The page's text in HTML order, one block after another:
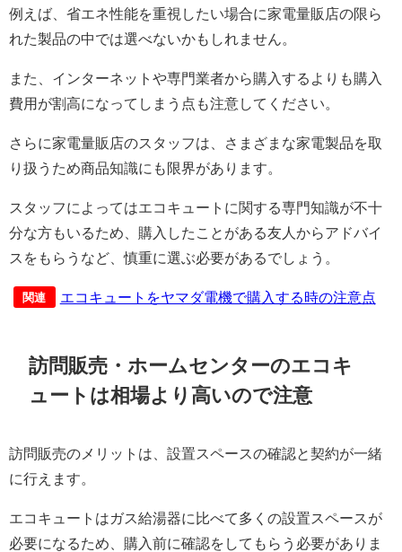
例えば、省エネ性能を重視したい場合に家電量販店の限ら
れた製品の中では選べないかもしれません。
また、インターネットや専門業者から購入するよりも購入
費用が割高になってしまう点も注意してください。
さらに家電量販店のスタッフは、さまざまな家電製品を取
り扱うため商品知識にも限界があります。
スタッフによってはエコキュートに関する専門知識が不十
分な方もいるため、購入したことがある友人からアドバイ
スをもらうなど、慎重に選ぶ必要があるでしょう。
関連 エコキュートをヤマダ電機で購入する時の注意点
訪問販売・ホームセンターのエコキ
ュートは相場より高いので注意
訪問販売のメリットは、設置スペースの確認と契約が一緒
に行えます。
エコキュートはガス給湯器に比べて多くの設置スペースが
必要になるため、購入前に確認をしてもらう必要がありま